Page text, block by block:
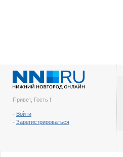
Привет, Гость !
- Войти
- Зарегистрироваться